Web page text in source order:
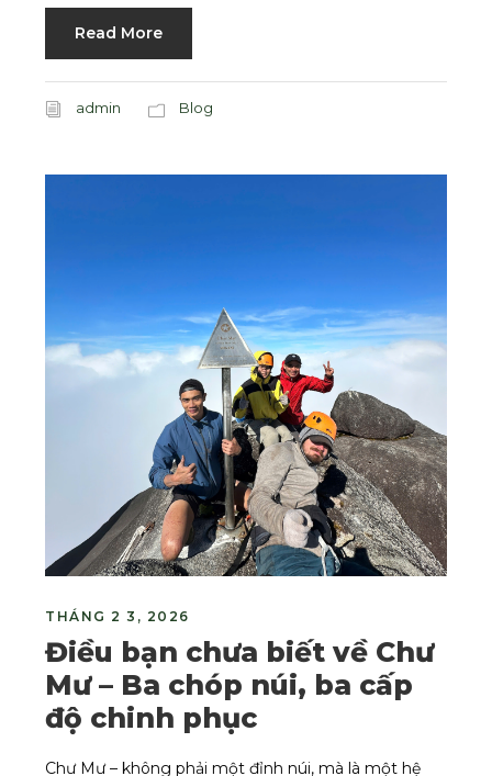
Read More
admin Blog
THÁNG 2 3, 2026
Điều bạn chưa biết về Chư
Mư – Ba chóp núi, ba cấp
độ chinh phục
Chư Mư – không phải một đỉnh núi, mà là một hệ